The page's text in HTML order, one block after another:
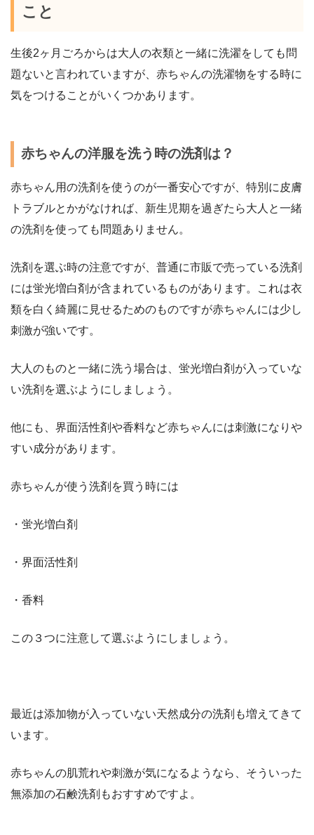
こと
生後2ヶ月ごろからは大人の衣類と一緒に洗濯をしても問
題ないと言われていますが、赤ちゃんの洗濯物をする時に
気をつけることがいくつかあります。
赤ちゃんの洋服を洗う時の洗剤は？
赤ちゃん用の洗剤を使うのが一番安心ですが、特別に皮膚
トラブルとかがなければ、新生児期を過ぎたら大人と一緒
の洗剤を使っても問題ありません。
洗剤を選ぶ時の注意ですが、普通に市販で売っている洗剤
には蛍光増白剤が含まれているものがあります。これは衣
類を白く綺麗に見せるためのものですが赤ちゃんには少し
刺激が強いです。
大人のものと一緒に洗う場合は、蛍光増白剤が入っていな
い洗剤を選ぶようにしましょう。
他にも、界面活性剤や香料など赤ちゃんには刺激になりや
すい成分があります。
赤ちゃんが使う洗剤を買う時には
・蛍光増白剤
・界面活性剤
・香料
この３つに注意して選ぶようにしましょう。
最近は添加物が入っていない天然成分の洗剤も増えてきて
います。
赤ちゃんの肌荒れや刺激が気になるようなら、そういった
無添加の石鹸洗剤もおすすめですよ。